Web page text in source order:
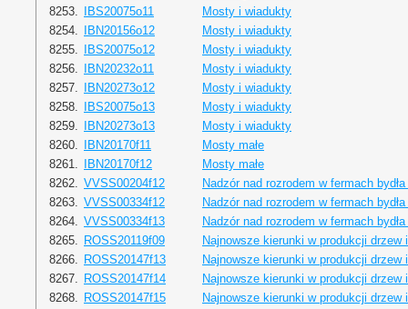
8253.
IBS20075o11
Mosty i wiadukty
8254.
IBN20156o12
Mosty i wiadukty
8255.
IBS20075o12
Mosty i wiadukty
8256.
IBN20232o11
Mosty i wiadukty
8257.
IBN20273o12
Mosty i wiadukty
8258.
IBS20075o13
Mosty i wiadukty
8259.
IBN20273o13
Mosty i wiadukty
8260.
IBN20170f11
Mosty małe
8261.
IBN20170f12
Mosty małe
8262. VVSS00204f12
Nadzór nad rozrodem w fermach
8263. VVSS00334f12
Nadzór nad rozrodem w fermach
8264. VVSS00334f13
Nadzór nad rozrodem w fermach
8265. ROSS20119f09
Najnowsze kierunki w produkcji drzew
8266. ROSS20147f13
Najnowsze kierunki w produkcji drzew
8267. ROSS20147f14
Najnowsze kierunki w produkcji drzew
8268. ROSS20147f15
Najnowsze kierunki w produkcji drzew